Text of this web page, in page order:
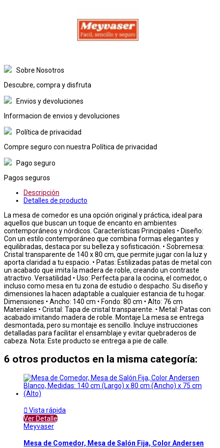
Sobre Nosotros
Descubre, compra y disfruta
Envios y devoluciones
Informacion de envios y devoluciones
Política de privacidad
Compre seguro con nuestra Política de privacidad
Pago seguro
Pagos seguros
Descripción
Detalles de producto
La mesa de comedor es una opción original y práctica, ideal para
aquellos que buscan un toque de encanto en ambientes
contemporáneos y nórdicos. Características Principales • Diseño:
Con un estilo contemporáneo que combina formas elegantes y
equilibradas, destaca por su belleza y sofisticación. • Sobremesa:
Cristal transparente de 140 x 80 cm, que permite jugar con la luz y
aporta claridad a tu espacio. • Patas: Estilizadas patas de metal con
un acabado que imita la madera de roble, creando un contraste
atractivo. Versatilidad • Uso: Perfecta para la cocina, el comedor, o
incluso como mesa en tu zona de estudio o despacho. Su diseño y
dimensiones la hacen adaptable a cualquier estancia de tu hogar.
Dimensiones • Ancho: 140 cm • Fondo: 80 cm • Alto: 76 cm
Materiales • Cristal: Tapa de cristal transparente. • Metal: Patas con
acabado imitando madera de roble. Montaje La mesa se entrega
desmontada, pero su montaje es sencillo. Incluye instrucciones
detalladas para facilitar el ensamblaje y evitar quebraderos de
cabeza. Nota: Este producto se entrega a pie de calle.
6 otros productos en la misma categoría:
 Vista rápida
Ver Detalle
Meyvaser
Mesa de Comedor, Mesa de Salón Fija, Color Andersen